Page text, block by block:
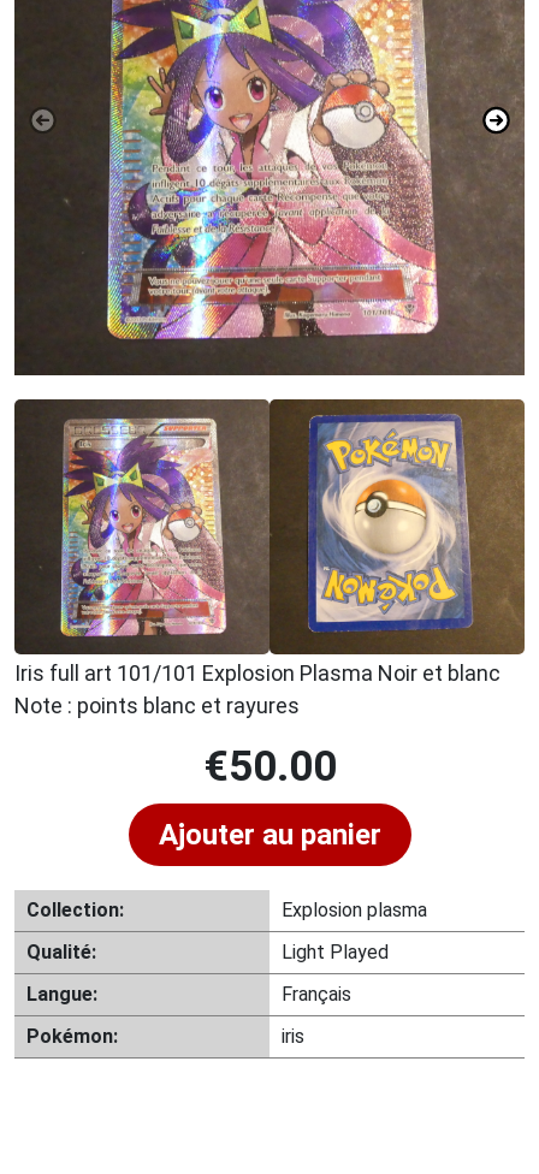
Iris full art 101/101 Explosion Plasma Noir et blanc
Note : points blanc et rayures
€50.00
Ajouter au panier
Collection:
Explosion plasma
Qualité:
Light Played
Langue:
Français
Pokémon:
iris